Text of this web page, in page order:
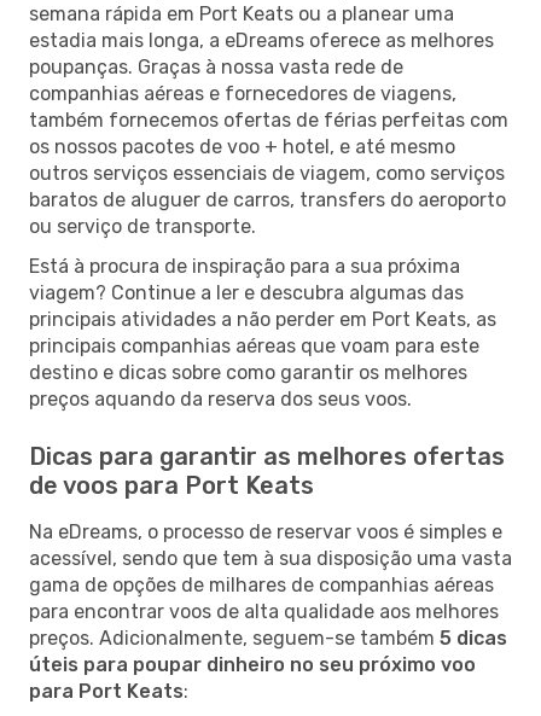
semana rápida em Port Keats ou a planear uma
estadia mais longa, a eDreams oferece as melhores
poupanças. Graças à nossa vasta rede de
companhias aéreas e fornecedores de viagens,
também fornecemos ofertas de férias perfeitas com
os nossos pacotes de voo + hotel, e até mesmo
outros serviços essenciais de viagem, como serviços
baratos de aluguer de carros, transfers do aeroporto
ou serviço de transporte.
Está à procura de inspiração para a sua próxima
viagem? Continue a ler e descubra algumas das
principais atividades a não perder em Port Keats, as
principais companhias aéreas que voam para este
destino e dicas sobre como garantir os melhores
preços aquando da reserva dos seus voos.
Dicas para garantir as melhores ofertas
de voos para Port Keats
Na eDreams, o processo de reservar voos é simples e
acessível, sendo que tem à sua disposição uma vasta
gama de opções de milhares de companhias aéreas
para encontrar voos de alta qualidade aos melhores
preços. Adicionalmente, seguem-se também 5 dicas
úteis para poupar dinheiro no seu próximo voo
para Port Keats: